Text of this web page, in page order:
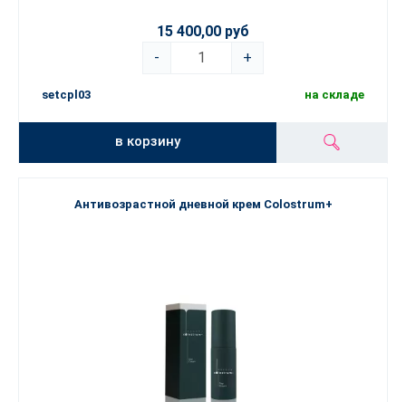
15 400,00 руб
-
+
setcpl03 на складе
в корзину
Антивозрастной дневной крем Colostrum+